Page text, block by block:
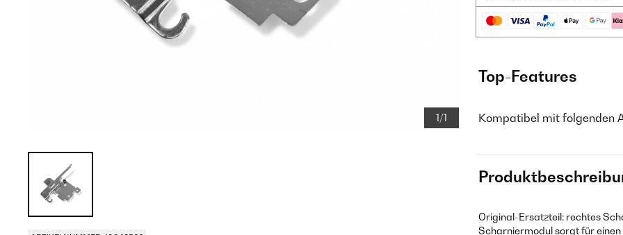
1/1
Top-Features
Kompatibel mit folgenden
Original-Ersatzteil: rechtes
Scharniermodul sorgt für einen